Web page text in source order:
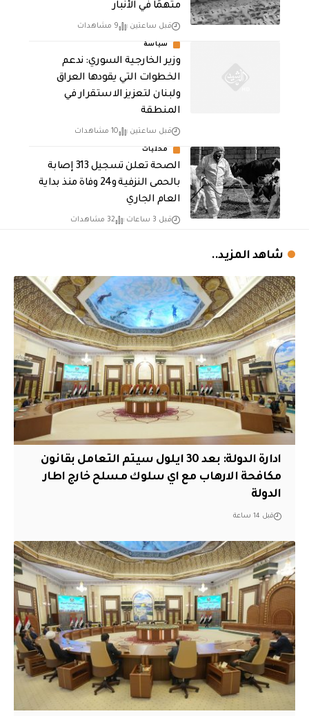
متهمًا في الأنبار
قبل ساعتين 9 مشاهدات
سياسة
وزير الخارجية السوري: ندعم
الخطوات التي يقودها العراق
ولبنان لتعزيز الاستقرار في
المنطقة
قبل ساعتين 10 مشاهدات
محليات
الصحة تعلن تسجيل 313 إصابة
بالحمى النزفية و24 وفاة منذ بداية
العام الجاري
قبل 3 ساعات 32 مشاهدات
شاهد المزيد..
ادارة الدولة: بعد 30 ايلول سيتم التعامل بقانون
مكافحة الارهاب مع اي سلوك مسلح خارج اطار
الدولة
قبل 14 ساعة